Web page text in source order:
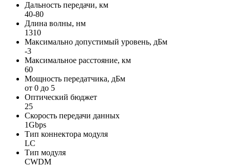
Дальность передачи, км
40-80
Длина волны, нм
1310
Максимально допустимый уровень, дБм
-3
Максимальное расстояние, км
60
Мощность передатчика, дБм
от 0 до 5
Оптический бюджет
25
Скорость передачи данных
1Gbps
Тип коннектора модуля
LC
Тип модуля
CWDM